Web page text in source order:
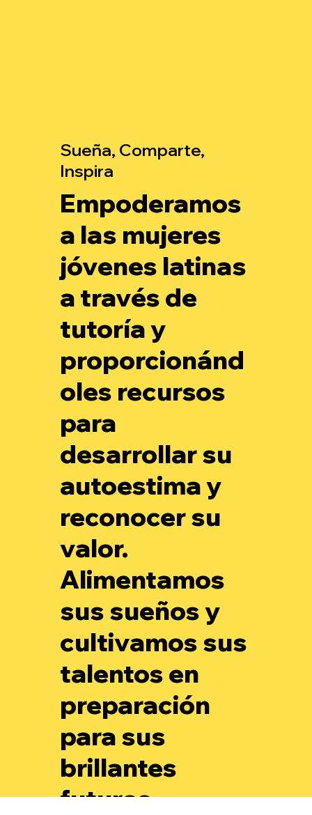
Sueña, Comparte,
Inspira
Empoderamos
a las mujeres
jóvenes latinas
a través de
tutoría y
proporcionánd
oles recursos
para
desarrollar su
autoestima y
reconocer su
valor.
Alimentamos
sus sueños y
cultivamos sus
talentos en
preparación
para sus
brillantes
futuros.